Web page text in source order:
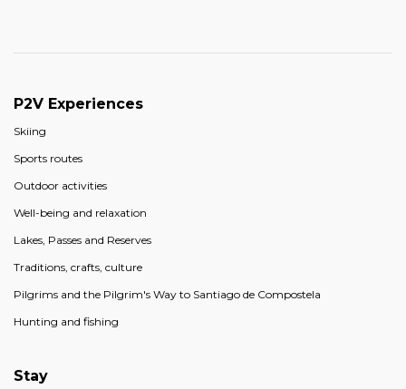
P2V Experiences
Skiing
Sports routes
Outdoor activities
Well-being and relaxation
Lakes, Passes and Reserves
Traditions, crafts, culture
Pilgrims and the Pilgrim's Way to Santiago de Compostela
Hunting and fishing
Stay